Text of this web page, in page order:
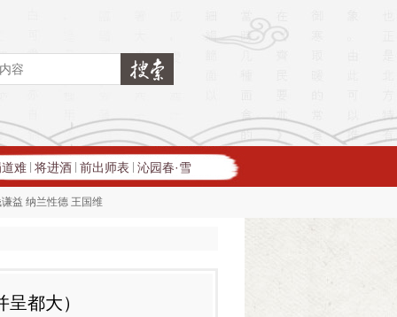
难 将进酒 前出师表 沁园春·雪
益 纳兰性德 王国维
都大）